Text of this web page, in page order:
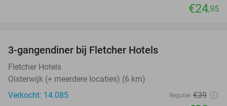
€24,95
3-gangendiner bij Fletcher Hotels
Fletcher Hotels
Oisterwijk (+ meerdere locaties) (6 km)
Verkocht: 14.085
Regulier €39